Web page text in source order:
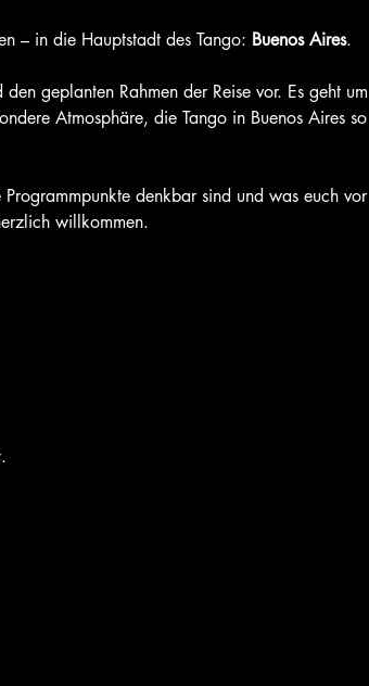
– in die Hauptstadt des Tango: Buenos Aires.
geplanten Rahmen der Reise vor. Es geht um
Atmosphäre, die Tango in Buenos Aires so
denkbar sind und was euch vor
willkommen.